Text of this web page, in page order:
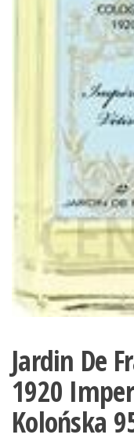
Jardin De
1920
Kolońska